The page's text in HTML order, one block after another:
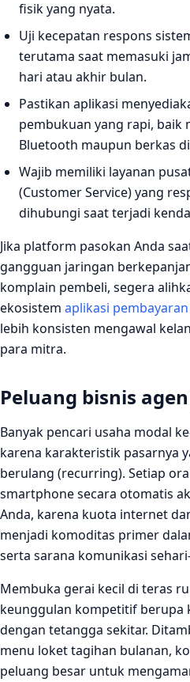
fisik yang nyata.
Uji kecepatan respons
terutama saat memasuki
hari atau akhir bulan.
Pastikan aplikasi
pembukuan yang rapi,
Bluetooth maupun berkas
Wajib memiliki layanan
(Customer Service) yang
dihubungi saat terjadi
Jika platform pasokan Anda
gangguan jaringan
komplain pembeli, segera
ekosistem aplikasi
lebih konsisten mengawal
para mitra.
Peluang bisnis
Banyak pencari usaha modal
karena karakteristik pasarnya
berulang (recurring). Setiap
smartphone secara otomatis
Anda, karena kuota internet
menjadi komoditas primer
serta sarana komunikasi
Membuka gerai kecil di teras
keunggulan kompetitif berupa
dengan tetangga sekitar.
menu loket tagihan bulanan,
peluang besar untuk